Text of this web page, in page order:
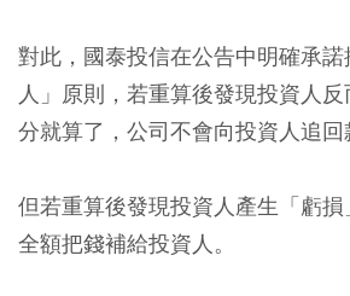
對此，國泰投信在公告中明確承
人」原則，若重算後發現投資人
分就算了，公司不會向投資人追回
但若重算後發現投資人產生「虧
全額把錢補給投資人。